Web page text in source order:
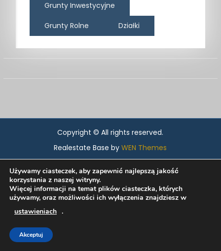
Grunty Inwestycyjne
Grunty Rolne Działki
Copyright © All rights reserved.
Realestate Base byWEN Themes
Używamy ciasteczek, aby zapewnić najlepszą jakość
korzystania z naszej witryny.
Więcej informacji na temat plików ciasteczka, których
używamy, oraz możliwości ich wyłączenia znajdziesz w
ustawieniach .
Akceptuj